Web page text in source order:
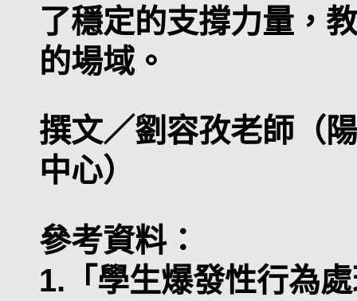
了穩定的支撐力量，
的場域。
撰文／劉容孜老師（
中心）
參考資料：
1.「學生爆發性行為